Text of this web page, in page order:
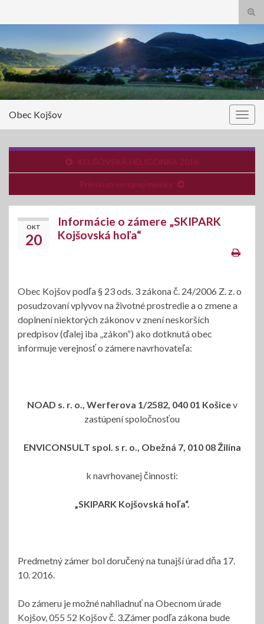
Obec Kojšov
KOJŠOVSKÁ HELIGÓNKA 2016
Prieskum verejnej mienky
OKT
20
Informácie o zámere „SKIPARK
Kojšovská hoľa“
Obec Kojšov podľa § 23 ods. 3 zákona č. 24/2006 Z. z. o
posudzovaní vplyvov na životné prostredie a o zmene a
doplnení niektorých zákonov v znení neskorších
predpisov (ďalej iba „zákon“) ako dotknutá obec
informuje verejnosť o zámere navrhovateľa:
NOAD s. r. o., Werferova 1/2582, 040 01 Košicev
zastúpení spoločnosťou
ENVICONSULT spol. s r. o., Obežná 7, 010 08 Žilina
k navrhovanej činnosti:
„SKIPARK Kojšovská hoľa“.
Predmetný zámer bol doručený na tunajší úrad dňa 17.
10. 2016.
Do zámeru je možné nahliadnuť na Obecnom úrade
Kojšov, 055 52 Kojšov č. 3.Zámer podľa zákona bude